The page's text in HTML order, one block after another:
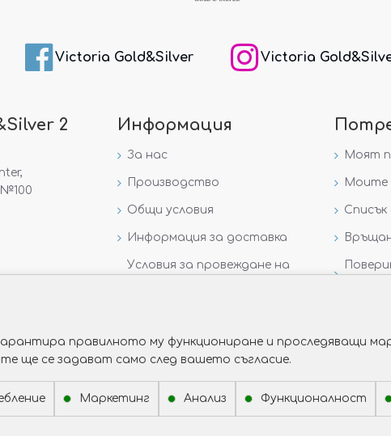
Victoria Gold&Silver Victoria
2
№100
Информация
За нас
Производство
Общи условия
Информация за доставка
Условия за провеждане на
Моят
Моите
Списък
правилното му функциониране и проследяващи
ще се задават само след вашето съгласие.
Маркетинг Анализ Функционалност